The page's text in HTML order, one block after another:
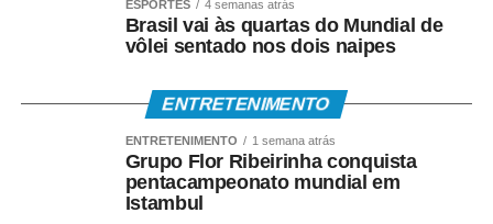
*DA BRINCADEIRA AO ESPORTE*
Além de símbolo da infância brasileira, a pipa também
conquistou espaço como modalidade esportiva.
Atualmente existem campeonatos municipais, estaduais,
nacionais, sul-americanos e mundiais, reunindo atletas
em disputas que avaliam técnica, criatividade,
ESPORTES 4 semanas atrás
Brasil vai às quartas do Mundial de
vôlei sentado nos dois naipes
ENTRETENIMENTO
ENTRETENIMENTO 1 semana atrás
Grupo Flor Ribeirinha conquista
pentacampeonato mundial em
Istambul